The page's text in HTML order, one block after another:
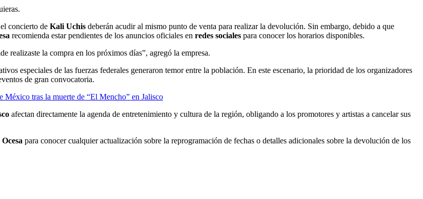
concierto de Kali Uchis deberán acudir al mismo punto de venta para realizar la devolución. Sin embargo, debido a que
recomienda estar pendientes de los anuncios oficiales en redes sociales para conocer los horarios disponibles.
realizaste la compra en los próximos días”, agregó la empresa.
especiales de las fuerzas federales generaron temor entre la población. En este escenario, la prioridad de los organizadores
de gran convocatoria.
México tras la muerte de “El Mencho” en Jalisco
afectan directamente la agenda de entretenimiento y cultura de la región, obligando a los promotores y artistas a cancelar sus
para conocer cualquier actualización sobre la reprogramación de fechas o detalles adicionales sobre la devolución de los